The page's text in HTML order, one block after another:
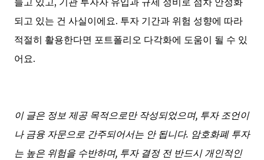
되고 있는 건 사실이에요. 투자 기간과 위험 성향에 따라
적절히 활용한다면 포트폴리오 다각화에 도움이 될 수 있
어요.
이 글은 정보 제공 목적으로만 작성되었으며, 투자 조언이
나 금융 자문으로 간주되어서는 안 됩니다. 암호화폐 투자
는 높은 위험을 수반하며, 투자 결정 전 반드시 개인적인